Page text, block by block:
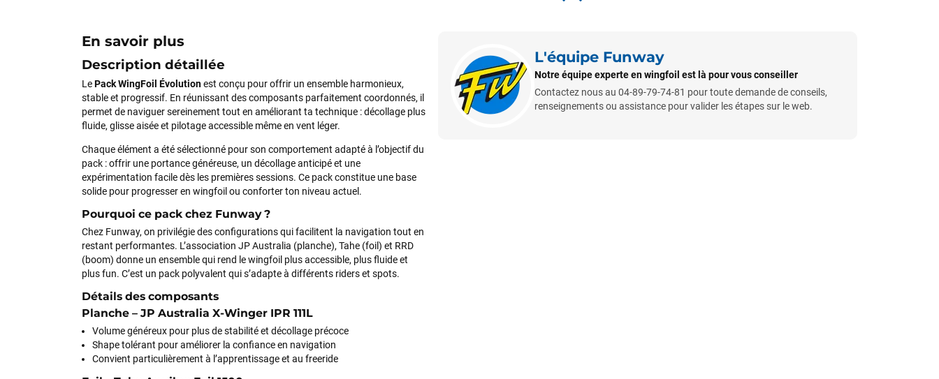
En savoir plus
Description détaillée
LePack WingFoil Évolutionest conçu pour offrir un ensemble harmonieux,
stable et progressif. En réunissant des composants parfaitement coordonnés, il
permet de naviguer sereinement tout en améliorant ta technique : décollage plus
fluide, glisse aisée et pilotage accessible même en vent léger.
Chaque élément a été sélectionné pour son comportement adapté à l’objectif du
pack : offrir une portance généreuse, un décollage anticipé et une
expérimentation facile dès les premières sessions. Ce pack constitue une base
solide pour progresser en wingfoil ou conforter ton niveau actuel.
Pourquoi ce pack chez Funway ?
Chez Funway, on privilégie des configurations qui facilitent la navigation tout en
restant performantes. L’association JP Australia (planche), Tahe (foil) et RRD
(boom) donne un ensemble qui rend le wingfoil plus accessible, plus fluide et
plus fun. C’est un pack polyvalent qui s’adapte à différents riders et spots.
Détails des composants
Planche – JP Australia X-Winger IPR 111L
Volume généreux pour plus de stabilité et décollage précoce
Shape tolérant pour améliorer la confiance en navigation
Convient particulièrement à l’apprentissage et au freeride
L'équipe Funway
Notre équipe experte en wingfoil est là pour vous conseiller
Contactez nous au 04-89-79-74-81 pour toute demande de conseils,
renseignements ou assistance pour valider les étapes sur le web.